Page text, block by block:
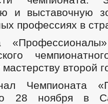
и выставочную
профессиях в
второй
Чемпионата
ноября в